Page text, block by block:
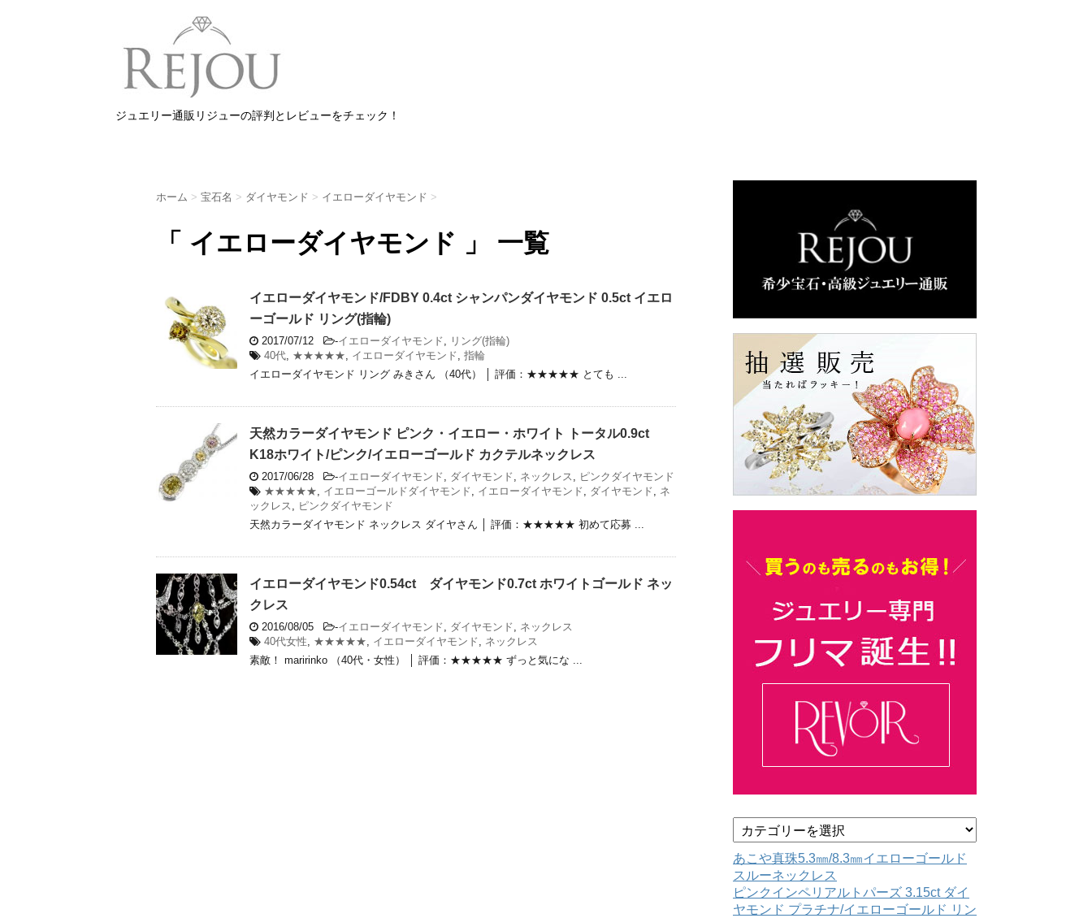
ジュエリー通販リジューの評判とレビューをチェック！
ホーム > 宝石名 > ダイヤモンド > イエローダイヤモンド >
「 イエローダイヤモンド 」 一覧
イエローダイヤモンド/FDBY 0.4ct シャンパンダイヤモンド 0.5ct イエロ
ーゴールド リング(指輪)
2017/07/12 -イエローダイヤモンド
リング(指輪)
40代 ★★★★★ イエローダイヤモンド 指輪
イエローダイヤモンド リング みきさん （40代） │ 評価：★★★★★ とても ...
天然カラーダイヤモンド ピンク・イエロー・ホワイト トータル0.9ct
K18ホワイト/ピンク/イエローゴールド カクテルネックレス
2017/06/28 -イエローダイヤモンド ダイヤモンド ネックレス
ピンクダイヤモンド
★★★★★
イエローゴールドダイヤモンド イエローダイヤモンド ダイヤモンド
ネ
ックレス
ピンクダイヤモンド
天然カラーダイヤモンド ネックレス ダイヤさん │ 評価：★★★★★ 初めて応募 ...
イエローダイヤモンド0.54ct ダイヤモンド0.7ct ホワイトゴールド ネッ
クレス
2016/08/05 -イエローダイヤモンド ダイヤモンド
ネックレス
40代女性
★★★★★ イエローダイヤモンド
ネックレス
素敵！ maririnko （40代・女性） │ 評価：★★★★★ ずっと気にな ...
テ
ゴ
リ
ー
あこや真珠5.3㎜/8.3㎜イエローゴールド
スルーネックレス
ピンクインペリアルトパーズ 3.15ct ダイ
ヤモンド プラチナ/イエローゴールド リン